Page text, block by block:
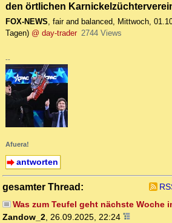
den örtlichen
FOX-NEWS, fair and balanced, Mittwoch,
Tagen) @ day-trader 2744 Views
--
Afuera!
antworten
gesamter Thread:
Was zum Teufel geht nächste Woche
Zandow_2 26.09.2025, 22:24